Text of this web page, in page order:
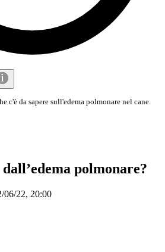
c'è da sapere sull'edema polmonare nel cane.
polmonare?
06/22, 20:00